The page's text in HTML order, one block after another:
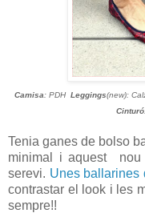
Camisa: PDH Leggings(new):
Cinturó
Tenia ganes de bolso
minimal i aquest
serevi. Unes ballarines
contrastar el look i les
sempre!!